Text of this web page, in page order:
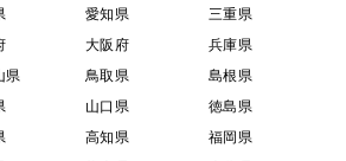
愛知県
三重県
大阪府
兵庫県
県 鳥取県
島根県
山口県
徳島県
高知県
福岡県